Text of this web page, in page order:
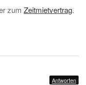
zum Zeitmietvertrag.
Antworten